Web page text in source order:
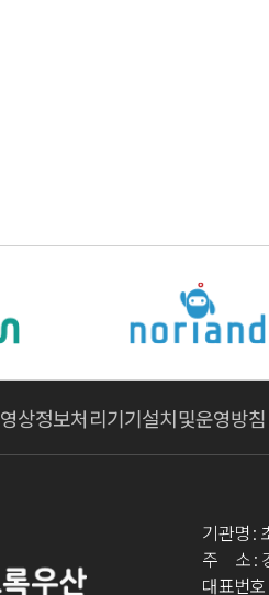
영상정보처리기기설치및운영방침
기관명 :
주 소 :
대표번